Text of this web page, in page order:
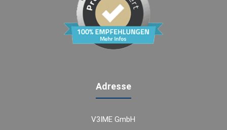
Adresse
V3IME GmbH